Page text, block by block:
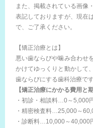
また、掲載されている画像
表記しておりますが、現在
で、ご了承ください。
【矯正治療とは】
悪い歯ならびや噛み合わせ
かけてゆっくりと動かして
歯ならびにする歯科治療です
【矯正治療にかかる費用と
・初診・相談料…0～5,000
・精密検査料…25,000～
・診断料…10,000～40,000